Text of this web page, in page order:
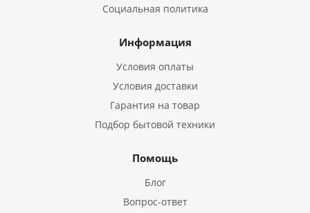
Социальная политика
Информация
Условия оплаты
Условия доставки
Гарантия на товар
Подбор бытовой техники
Помощь
Блог
Вопрос-ответ